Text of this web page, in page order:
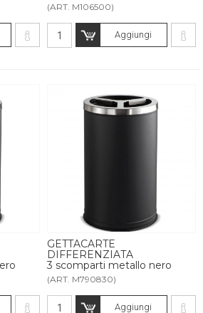
(ART. M106500)
Aggiungi
GETTACARTE
DIFFERENZIATA
3 scomparti metallo nero
(ART. M790830)
Aggiungi